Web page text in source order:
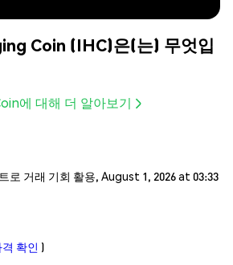
Coin (IHC)은(는) 무엇입
에 대해 더 알아보기
로 거래 기회 활용, August 1, 2026 at 03:33
확인 )